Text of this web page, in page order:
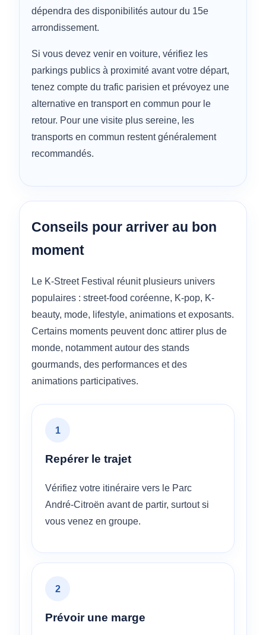
dépendra des disponibilités autour du 15e
arrondissement.
Si vous devez venir en voiture, vérifiez les
parkings publics à proximité avant votre départ,
tenez compte du trafic parisien et prévoyez une
alternative en transport en commun pour le
retour. Pour une visite plus sereine, les
transports en commun restent généralement
recommandés.
Conseils pour arriver au bon
moment
Le K-Street Festival réunit plusieurs univers
populaires : street-food coréenne, K-pop, K-
beauty, mode, lifestyle, animations et exposants.
Certains moments peuvent donc attirer plus de
monde, notamment autour des stands
gourmands, des performances et des
animations participatives.
1
Repérer le trajet
Vérifiez votre itinéraire vers le Parc
André-Citroën avant de partir, surtout si
vous venez en groupe.
2
Prévoir une marge